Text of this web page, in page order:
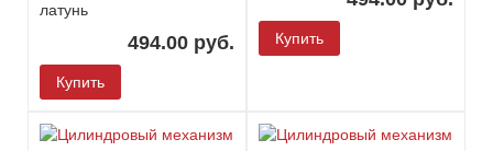
латунь
494.00 руб.
Купить
Купить